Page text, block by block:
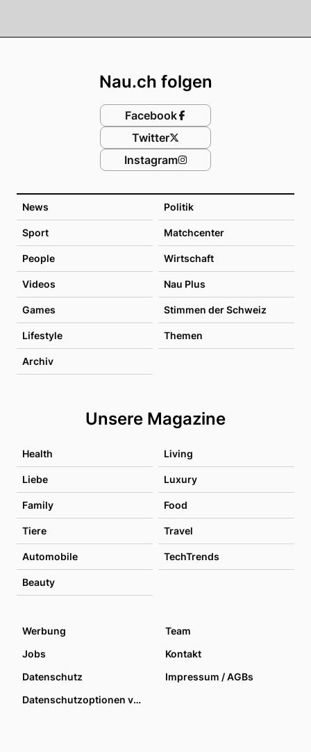
News Politik
Sport Matchcenter
People Wirtschaft
Videos Nau Plus
Games Stimmen der Schweiz
Lifestyle Themen
Archiv
Unsere Magazine
Health Living
Liebe Luxury
Family Food
Tiere Travel
Automobile TechTrends
Beauty
Nau.ch folgen
Facebook
Twitter
Instagram
Werbung
Team
Jobs
Kontakt
Datenschutz
Impressum / AGBs
Datenschutzoptionen verwalten